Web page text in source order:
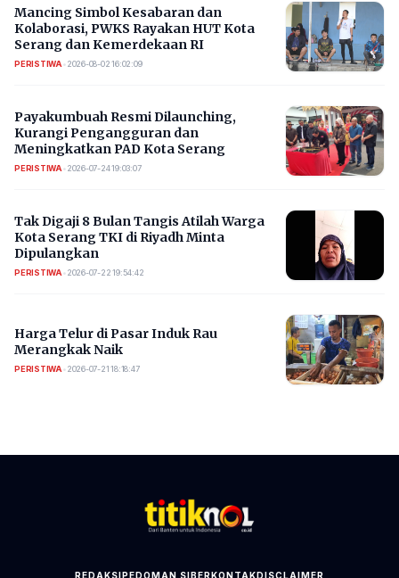
Mancing Simbol Kesabaran dan
Kolaborasi, PWKS Rayakan HUT Kota
Serang dan Kemerdekaan RI
PERISTIWA• 2026-08-02 16:02:09
Payakumbuah Resmi Dilaunching,
Kurangi Pengangguran dan
Meningkatkan PAD Kota Serang
PERISTIWA• 2026-07-24 19:03:07
​Tak Digaji 8 Bulan Tangis Atilah Warga
Kota Serang TKI di Riyadh Minta
Dipulangkan
PERISTIWA• 2026-07-22 19:54:42
Harga Telur di Pasar Induk Rau
Merangkak Naik
PERISTIWA• 2026-07-21 18:18:47
REDAKSIPEDOMAN SIBERKONTAKDISCLAIMER